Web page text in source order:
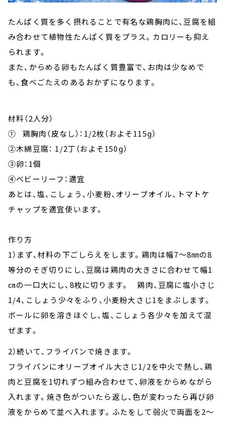
たんぱく質を多く摂れることで有名な鶏胸肉に、豆腐を組
み合わせて植物性たんぱく質をプラス。カロリーも抑え
られます。
また、からめる卵もたんぱく質豊富で、お肉は少なめで
も、食べごたえのあるおかずになります。
材料（2人分）
① 鶏胸肉（皮なし）：1/2枚（およそ115ɡ）
②木綿豆腐： 1/2丁（およそ150ɡ）
③卵：1個
④ベビーリーフ：適宜
あとは、塩、こしょう、小麦粉、オリーブオイル、トマトケ
チャップを適宜使います。
作り方
1）まず、材料の下ごしらえをします。鶏肉は幅7～8㎜の8
等分のそぎ切りにし、豆腐は鶏肉の大きさに合わせて幅1
㎝の一口大にし、8枚に切ります。 鶏肉、豆腐に塩小さじ
1/4、こしょう少々をふり、小麦粉大さじ1をまぶします。
ボールに卵を溶きほぐし、塩、こしょう各少々を加えて混
ぜます。
2）続いて、フライパンで焼きます。
フライパンにオリーブオイル大さじ1/2を中火で熱し、鶏
肉と豆腐を1切れずつ組み合わせて、卵液をからめながら
入れます。焼き色がついたら返し、色が変わったら再び卵
液をからめて並べ入れます。ふたをして弱火で両面を2～